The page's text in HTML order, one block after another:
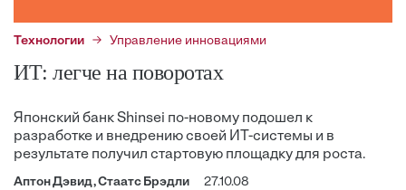
Технологии Управление инновациями
ИТ: легче на поворотах
Японский банк Shinsei по-новому подошел к
разработке и внедрению своей ИТ-системы и в
результате получил стартовую площадку для роста.
Аптон Дэвид, Стаатс Брэдли 27.10.08